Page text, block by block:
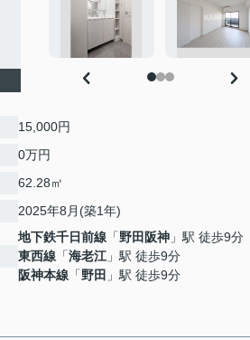
15,000円
0万円
62.28㎡
2025年8月(築1年)
地下鉄千日前線 「野田阪神 」駅 徒歩9分
東西線 「海老江 」駅 徒歩9分
阪神本線 「野田 」駅 徒歩9分